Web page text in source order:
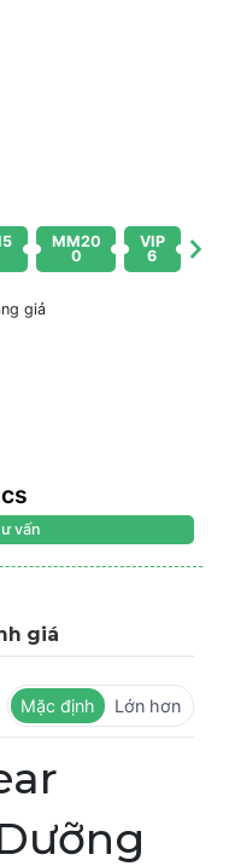
MM20
0
VIP
6
giả
vấn
giá
Mặc định Lớn hơn